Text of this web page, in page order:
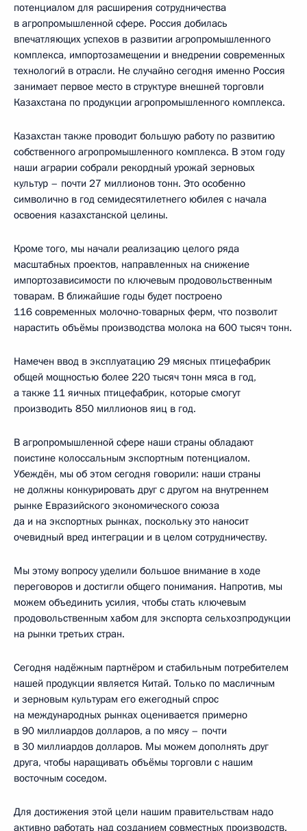
потенциалом для расширения сотрудничества
в агропромышленной сфере. Россия добилась
впечатляющих успехов в развитии агропромышленного
комплекса, импортозамещении и внедрении современных
технологий в отрасли. Не случайно сегодня именно Россия
занимает первое место в структуре внешней торговли
Казахстана по продукции агропромышленного комплекса.
Казахстан также проводит большую работу по развитию
собственного агропромышленного комплекса. В этом году
наши аграрии собрали рекордный урожай зерновых
культур – почти 27 миллионов тонн. Это особенно
символично в год семидесятилетнего юбилея с начала
освоения казахстанской целины.
Кроме того, мы начали реализацию целого ряда
масштабных проектов, направленных на снижение
импортозависимости по ключевым продовольственным
товарам. В ближайшие годы будет построено
116 современных молочно-товарных ферм, что позволит
нарастить объёмы производства молока на 600 тысяч тонн.
Намечен ввод в эксплуатацию 29 мясных птицефабрик
общей мощностью более 220 тысяч тонн мяса в год,
а также 11 яичных птицефабрик, которые смогут
производить 850 миллионов яиц в год.
В агропромышленной сфере наши страны обладают
поистине колоссальным экспортным потенциалом.
Убеждён, мы об этом сегодня говорили: наши страны
не должны конкурировать друг с другом на внутреннем
рынке Евразийского экономического союза
да и на экспортных рынках, поскольку это наносит
очевидный вред интеграции и в целом сотрудничеству.
Мы этому вопросу уделили большое внимание в ходе
переговоров и достигли общего понимания. Напротив, мы
можем объединить усилия, чтобы стать ключевым
продовольственным хабом для экспорта сельхозпродукции
на рынки третьих стран.
Сегодня надёжным партнёром и стабильным потребителем
нашей продукции является Китай. Только по масличным
и зерновым культурам его ежегодный спрос
на международных рынках оценивается примерно
в 90 миллиардов долларов, а по мясу – почти
в 30 миллиардов долларов. Мы можем дополнять друг
друга, чтобы наращивать объёмы торговли с нашим
восточным соседом.
Для достижения этой цели нашим правительствам надо
активно работать над созданием совместных производств.